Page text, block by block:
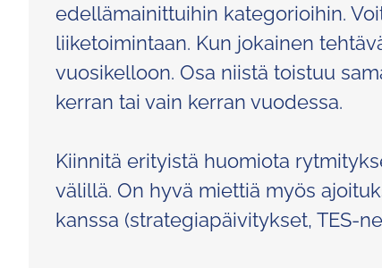
edellämainittuihin kategorioihin.
liiketoimintaan. Kun jokainen
vuosikelloon. Osa niistä toistuu
kerran tai vain kerran vuodessa.
Kiinnitä erityistä huomiota
välillä. On hyvä miettiä myös
kanssa (strategiapäivitykset, TES-